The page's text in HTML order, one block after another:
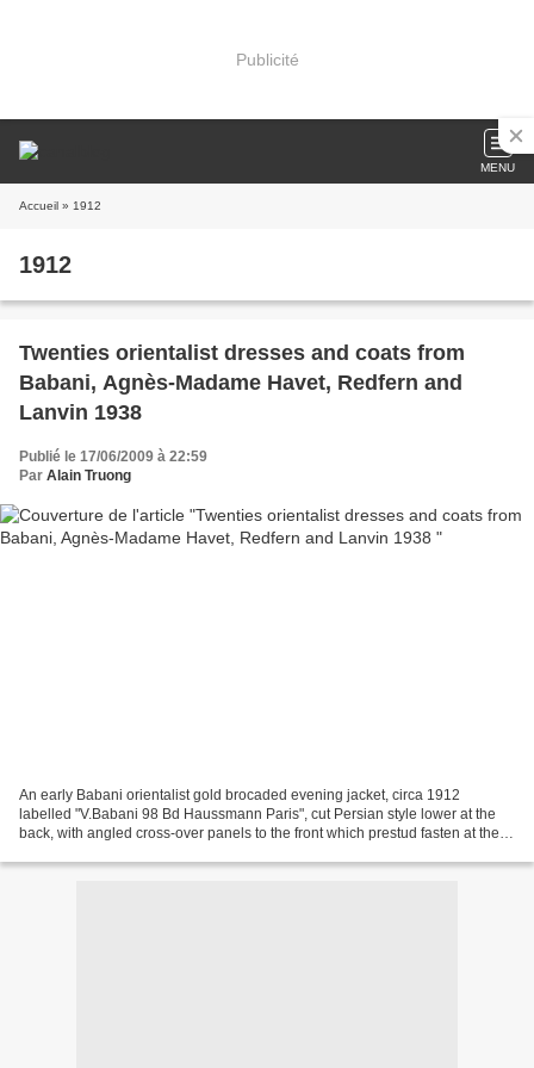
Publicité
MENU
Accueil » 1912
1912
Twenties orientalist dresses and coats from
Babani, Agnès-Madame Havet, Redfern and
Lanvin 1938
Publié le 17/06/2009 à 22:59
Par Alain Truong
An early Babani orientalist gold brocaded evening jacket, circa 1912
labelled "V.Babani 98 Bd Haussmann Paris", cut Persian style lower at the
back, with angled cross-over panels to the front which prestud fasten at the